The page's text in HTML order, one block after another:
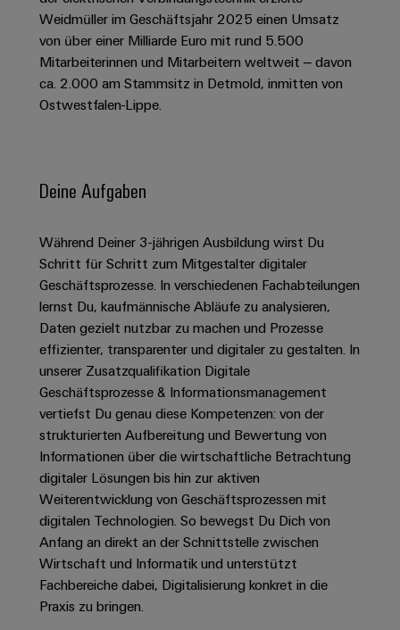
und
-
verteilung
Stabilität
und
Gebäudeinfrastruktur
für
die
spezifischen
Anforderungen
in
der
Gebäudeinfrastruktur
Gerätehersteller
Innovative
Verbindungslösungen
für
Konventionelle
Energieerzeugung
Zukunftssicherheit
für
bewährte
Maschinenbau
und
Feldebene
Feldverdrahtung
Smart
Metering
Weidmüller
Configurator
Workplace
Solutions
Systeme
und
Lösungen
Dezentrale
Automatisierung
Energiemanagement-
Lösungen
&
Migrationslösungen
Serviceschnittstellen
Verteilerboxen
Elektronik
&
Halbleiterrelais
Trennverstärker
und
Messumformer
Stromversorgungen
Elektronikgehäuse
Blitz-
und
Überspannungsschutz
PV
Generatoranschlusskasten
Feldbusverteiler
Connectivity
Consulting
Digitales
Engineering
PCB
Services
Akkreditiertes
Labor
Support
Technischer
Support
Umweltbezogene
Produktkonformität
Engineering
Daten
Technische
Produktkataloge
Messen
Newsletter
Anmeldung
Webshop
Kataloganforderung
Weidmüller
Welt
Orange
Mag
Länder
Informationen
und
Zertifikate
Presse
Unternehmensmeldungen
Fachpressemeldungen
Pressekontakt
Unsere
Partner
IIoT
Stellen
für
Studierende
Schüler
Ausbildung
Duales
Studium
Schülerpraktika
Erfolgreiche
Karrierewege
Offene
Ausbildungs-
und
Studienplätze
Veranstaltungen
Aktuelle
Weidmüller im Geschäftsjahr 2025 einen Umsatz
von über einer Milliarde Euro mit rund 5.500
Mitarbeiterinnen und Mitarbeitern weltweit – davon
ca. 2.000 am Stammsitz in Detmold, inmitten von
Ostwestfalen-Lippe.
Deine Aufgaben
Während Deiner 3-jährigen Ausbildung wirst Du
Schritt für Schritt zum Mitgestalter digitaler
Geschäftsprozesse. In verschiedenen Fachabteilungen
lernst Du, kaufmännische Abläufe zu analysieren,
Daten gezielt nutzbar zu machen und Prozesse
effizienter, transparenter und digitaler zu gestalten. In
unserer Zusatzqualifikation Digitale
Geschäftsprozesse & Informationsmanagement
vertiefst Du genau diese Kompetenzen: von der
strukturierten Aufbereitung und Bewertung von
Informationen über die wirtschaftliche Betrachtung
digitaler Lösungen bis hin zur aktiven
Weiterentwicklung von Geschäftsprozessen mit
digitalen Technologien. So bewegst Du Dich von
Anfang an direkt an der Schnittstelle zwischen
Wirtschaft und Informatik und unterstützt
Fachbereiche dabei, Digitalisierung konkret in die
Praxis zu bringen.